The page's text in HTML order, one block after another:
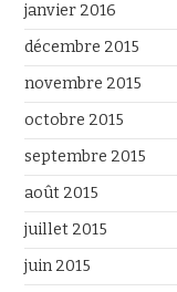
janvier 2016
décembre 2015
novembre 2015
octobre 2015
septembre 2015
août 2015
juillet 2015
juin 2015